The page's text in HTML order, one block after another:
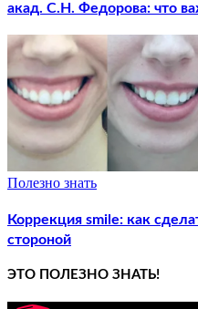
акад. С.Н. Федорова: что
Полезно знать
Коррекция smile: как
стороной
ЭТО ПОЛЕЗНО ЗНАТЬ!